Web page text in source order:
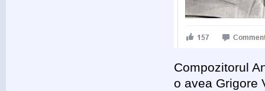
Compozitorul
o avea Grigore